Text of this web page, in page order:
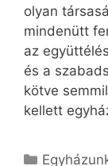
olyan
mindenütt
az
és a
kötve
kellett
Kategória